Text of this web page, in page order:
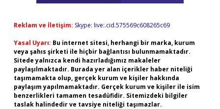
Reklam ve İletişim: Skype: live:.cid.575569c608265c69
Yasal Uyarı: Bu internet sitesi, herhangi bir marka, kurum
veya şahıs şirketi ile hiçbir bağlantısı bulunmamaktadır.
Sitede yalnızca kendi hazırladığımız makaleler
paylaşılmaktadır. Burada yer alan içerikler haber niteliği
taşımamakta olup, gerçek kurum ve kişiler hakkında
paylaşım yapılmamaktadır. Gerçek kurum ve kişiler ile isim
benzerlikleri tamamen tesadüfidir. Sitemizdeki bilgiler
taslak halindedir ve tavsiye niteliği taşımazlar.